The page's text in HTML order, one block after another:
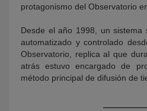
protagonismo del Observatorio
Desde el año 1998, un sistema
automatizado y controlado
Observatorio, replica al que
atrás estuvo encargado de
método principal de difusión de